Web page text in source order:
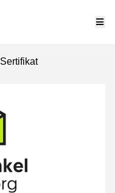
Sertifikat